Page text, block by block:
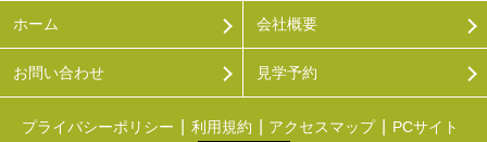
ホーム 会社概要
お問い合わせ 見学予約
プライバシーポリシー 利用規約 アクセスマップ PCサイト